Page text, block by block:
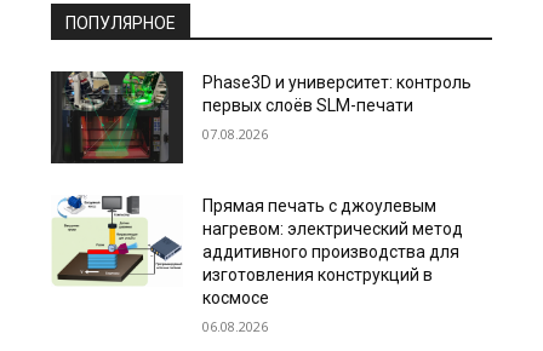
ПОПУЛЯРНОЕ
Phase3D и университет: контроль
первых слоёв SLM-печати
07.08.2026
Прямая печать с джоулевым
нагревом: электрический метод
аддитивного производства для
изготовления конструкций в
космосе
06.08.2026